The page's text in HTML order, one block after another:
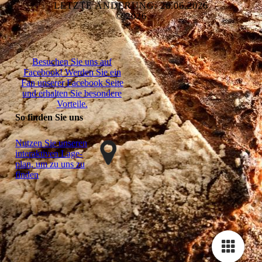
LETZTE ÄNDERUNG: 26.06.2026
© 2026
Besuchen Sie uns auf
Facebook! Werden Sie ein
Fan unserer Facebook Seite
und erhalten Sie besondere
Vorteile.
So finden Sie uns
Nutzen Sie unseren
interaktiven La­ge­
plan, um zu uns zu
finden